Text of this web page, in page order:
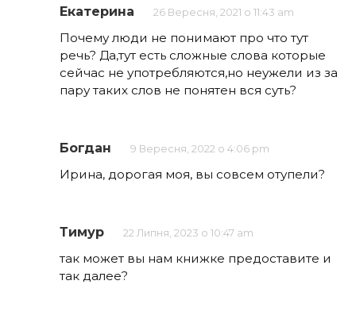
Екатерина 26 Вересня, 2021 о 11:43 am
Почему люди не понимают про что тут
речь? Да,тут есть сложные слова которые
сейчас не употребляются,но неужели из за
пару таких слов не понятен вся суть?
Богдан 9 Вересня, 2022 о 4:06 pm
Ирина, дорогая моя, вы совсем отупели?
Тимур 22 Липня, 2023 о 10:47 am
так может вы нам книжке предоставите и
так далее?